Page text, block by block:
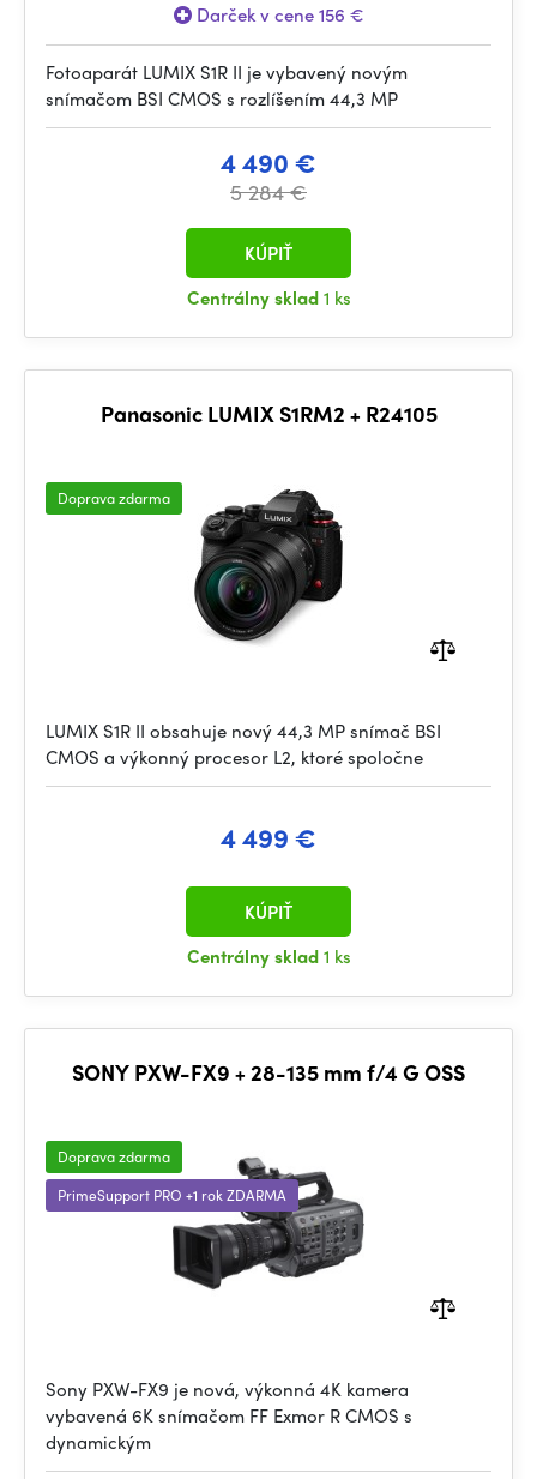
Darček v cene 156 €
Fotoaparát LUMIX S1R II je vybavený novým
snímačom BSI CMOS s rozlíšením 44,3 MP
4 490 €
5 284 €
Centrálny sklad1 ks
KÚPIŤ
Panasonic LUMIX S1RM2 + R24105
Doprava zdarma
LUMIX S1R II obsahuje nový 44,3 MP snímač BSI
CMOS a výkonný procesor L2, ktoré spoločne
4 499 €
Centrálny sklad1 ks
KÚPIŤ
SONY PXW-FX9 + 28-135 mm f/4 G OSS
Doprava zdarma
PrimeSupport PRO +1 rok ZDARMA
Sony PXW-FX9 je nová, výkonná 4K kamera
vybavená 6K snímačom FF Exmor R CMOS s
dynamickým